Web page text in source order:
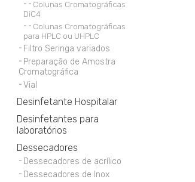
Colunas Cromatográficas
DiC4
Colunas Cromatográficas
para HPLC ou UHPLC
Filtro Seringa variados
Preparação de Amostra
Cromatográfica
Vial
Desinfetante Hospitalar
Desinfetantes para
laboratórios
Dessecadores
Dessecadores de acrílico
Dessecadores de Inox